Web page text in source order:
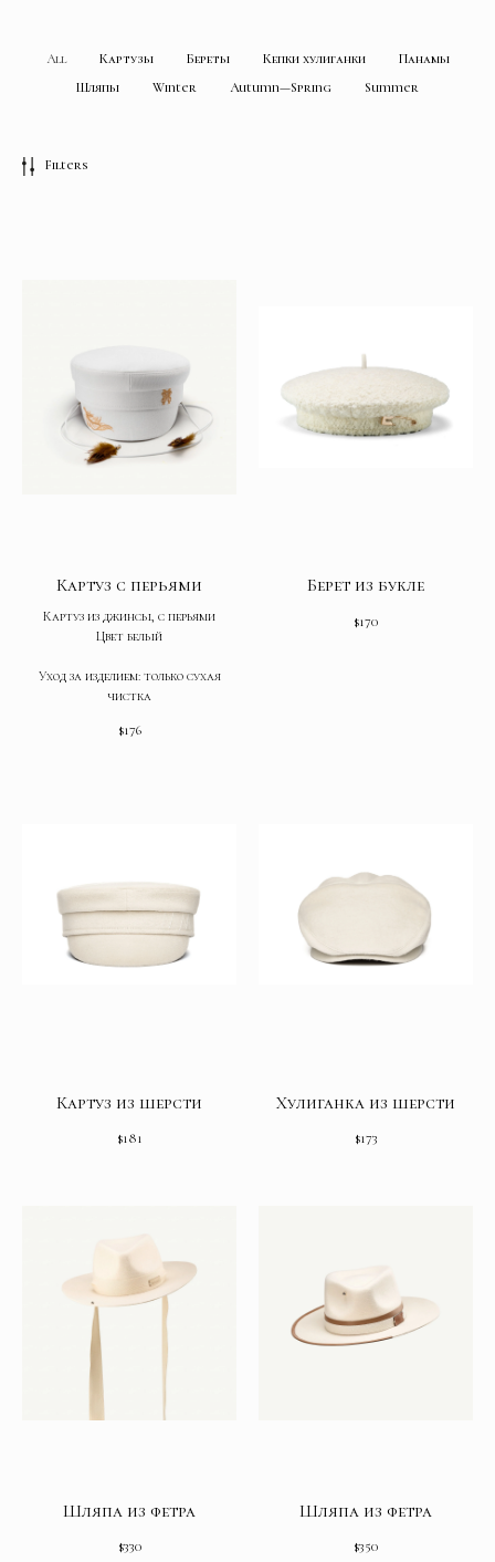
All Картузы Береты Кепки хулиганки
Панамы
Шляпы
Winter Autumn—Spring Summer
Filters
Картуз с перьями
Картуз из джинсы, с перьями
Цвет белый
Уход за изделием: только сухая
чистка
$176
Берет из букле
$170
Картуз из шерсти
$181
Хулиганка из шерсти
$173
Шляпа из фетра
$330
Шляпа из фетра
$350